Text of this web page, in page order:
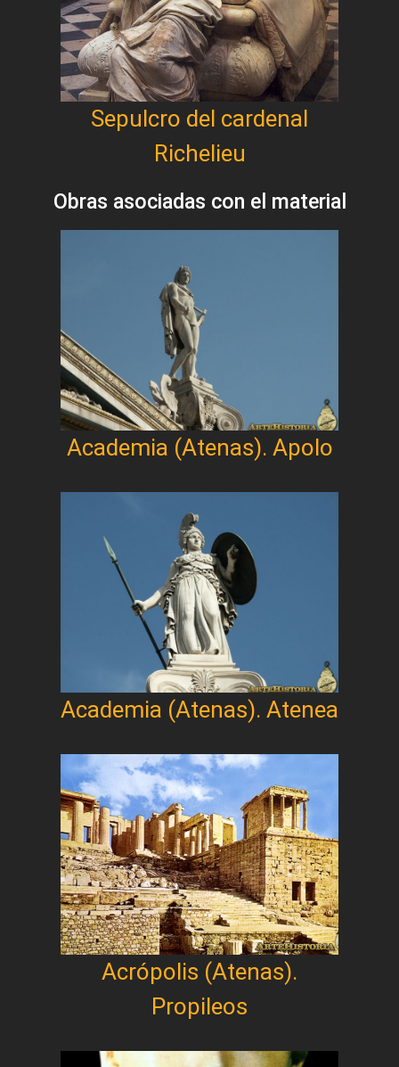
Sepulcro del cardenal
Richelieu
Obras asociadas con el material
Academia (Atenas). Apolo
Academia (Atenas). Atenea
Acrópolis (Atenas).
Propileos